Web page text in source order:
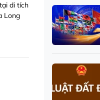
di tích
Long